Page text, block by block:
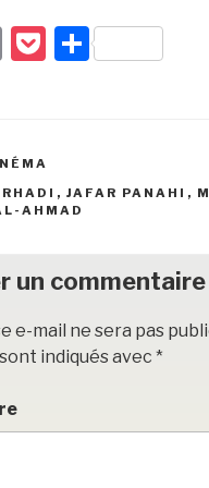
E
P
et
P
er
, JAFAR PANAHI ,
AHMAD
un commentaire
e-mail ne sera pas
indiqués avec *